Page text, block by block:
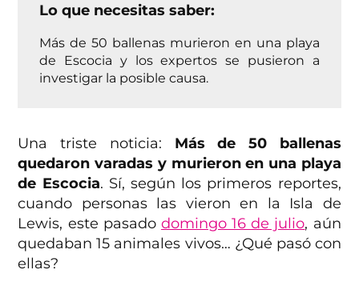
Lo que necesitas saber:
Más de 50 ballenas murieron en una playa
de Escocia y los expertos se pusieron a
investigar la posible causa.
Una triste noticia: Más de 50 ballenas
quedaron varadas y murieron en una playa
de Escocia. Sí, según los primeros reportes,
cuando personas las vieron en la Isla de
Lewis, este pasado domingo 16 de julio, aún
quedaban 15 animales vivos… ¿Qué pasó con
ellas?